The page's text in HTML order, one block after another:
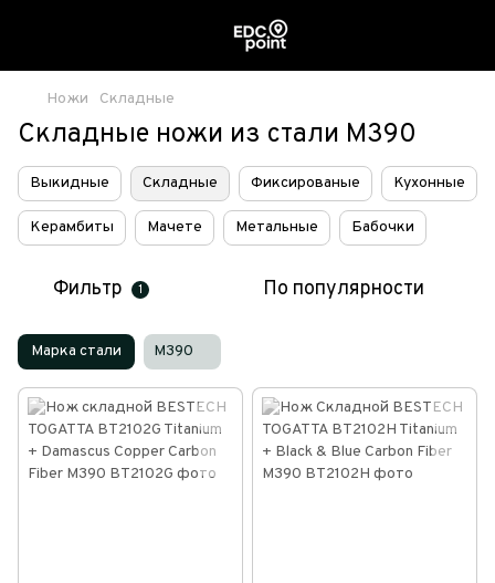
Ножи Складные
Складные ножи из стали M390
Выкидные Складные Фиксированые Кухонные
Керамбиты Мачете Метальные Бабочки
Фильтр 1 По популярности
Марка стали M390